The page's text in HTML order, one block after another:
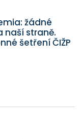
žádné
naší straně.
šetření ČIŽP